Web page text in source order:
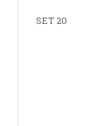
SET 20